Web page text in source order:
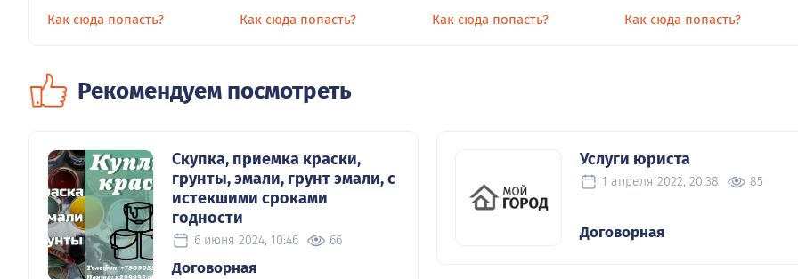
Как сюда попасть? Как сюда попасть? Как сюда попасть? Как сюда попасть?
Рекомендуем посмотреть
Скупка, приемка краски,
грунты, эмали, грунт эмали, с
истекшими сроками
годности
6 июня 2024, 10:46 66
Договорная
Услуги юриста
1 апреля 2022, 20:38 85
Договорная